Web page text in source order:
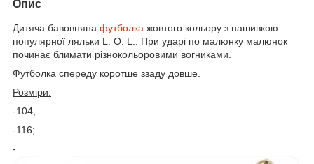
Опис
Дитяча бавовняна футболка жовтого кольору з нашивкою
популярної ляльки L. O. L.. При ударі по малюнку малюнок
починає блимати різнокольоровими вогниками.
Футболка спереду коротше ззаду довше.
Розміри:
-104;
-116;
-